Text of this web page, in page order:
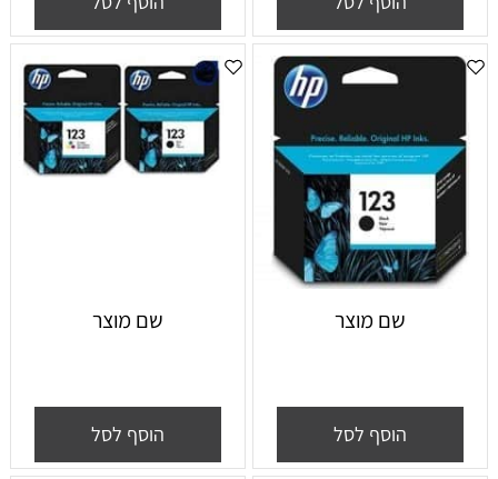
שם מוצר
הוסף לסל
שם מוצר
הוסף לסל